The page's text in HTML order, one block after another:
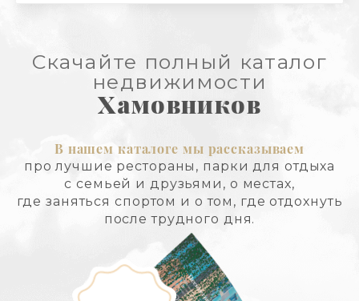
Скачайте полный каталог
недвижимости
Хамовников
В нашем каталоге мы рассказываем
про лучшие рестораны, парки для отдыха
с семьей и друзьями, о местах,
где заняться спортом и о том, где отдохнуть
после трудного дня.